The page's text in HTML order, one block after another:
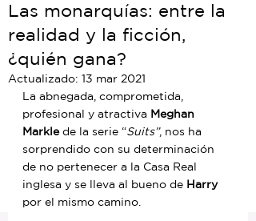
Las monarquías: entre la
realidad y la ficción,
¿quién gana?
Actualizado: 13 mar 2021
La abnegada, comprometida,
profesional y atractiva Meghan
Markle de la serie “Suits”, nos ha
sorprendido con su determinación
de no pertenecer a la Casa Real
inglesa y se lleva al bueno de Harry
por el mismo camino.